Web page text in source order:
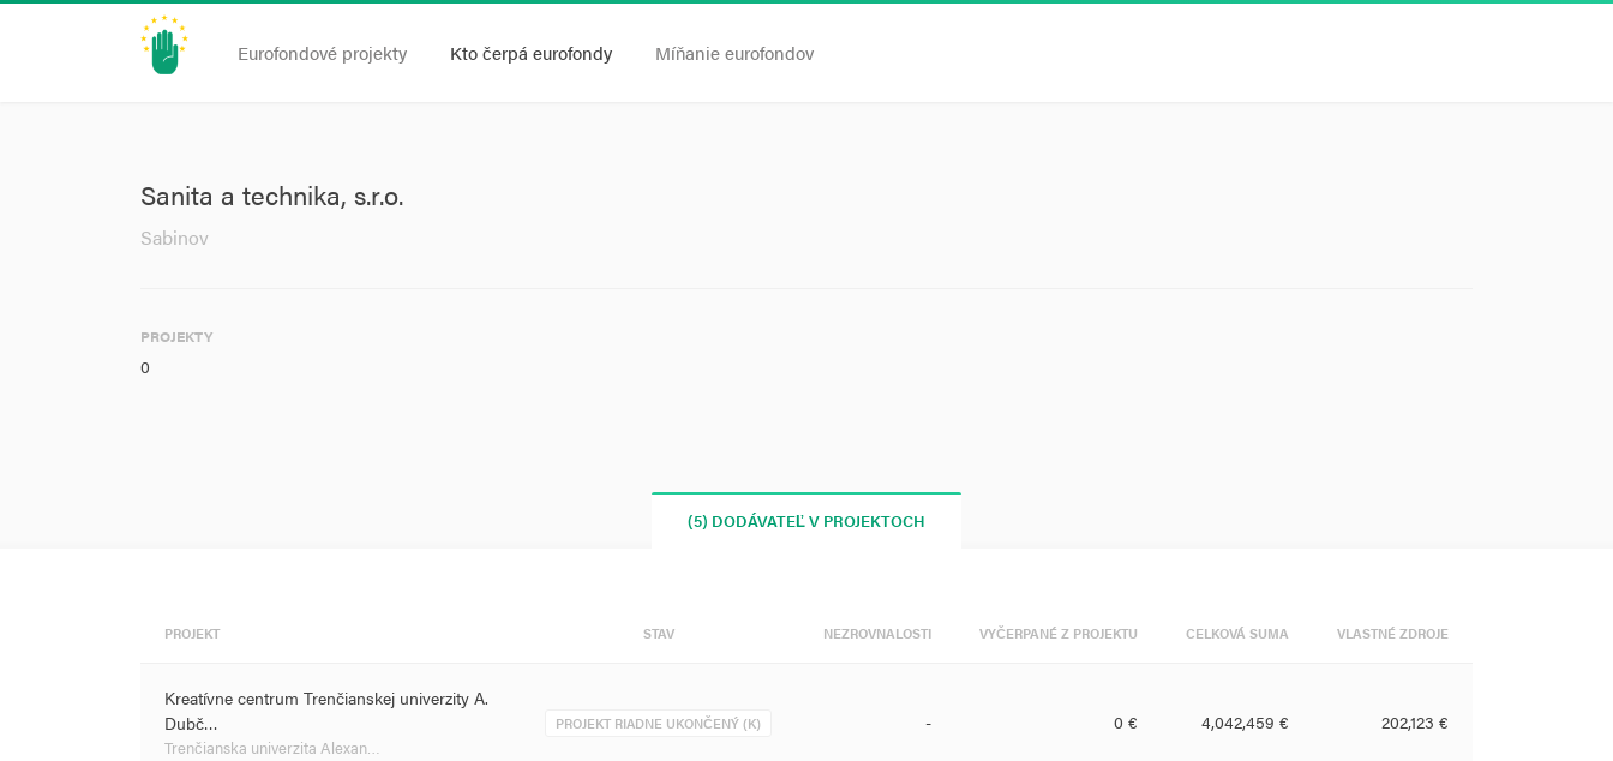
Eurofondové projekty Kto čerpá eurofondy Míňanie eurofondov
Sanita a technika, s.r.o.
Sabinov
PROJEKTY
0
(5) DODÁVATEĽ V PROJEKTOCH
PROJEKT STAV NEZROVNALOSTI VYČERPANÉ Z PROJEKTU CELKOVÁ SUMA VLASTNÉ ZDROJE
Kreatívne centrum Trenčianskej univerzity A.
Dubč…
Trenčianska univerzita Alexan…
PROJEKT RIADNE UKONČENÝ (K) - 0 € 4,042,459 € 202,123 €